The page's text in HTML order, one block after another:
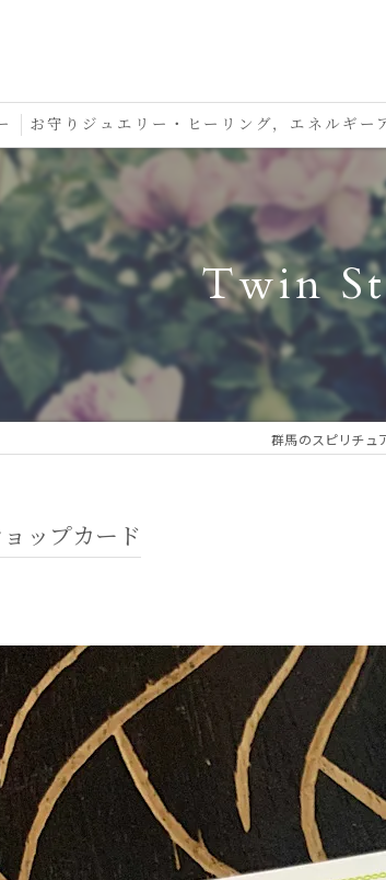
ル
お守りジュエリー・ヒーリング，エネルギー
Twin
群馬のスピリチ
ップカード